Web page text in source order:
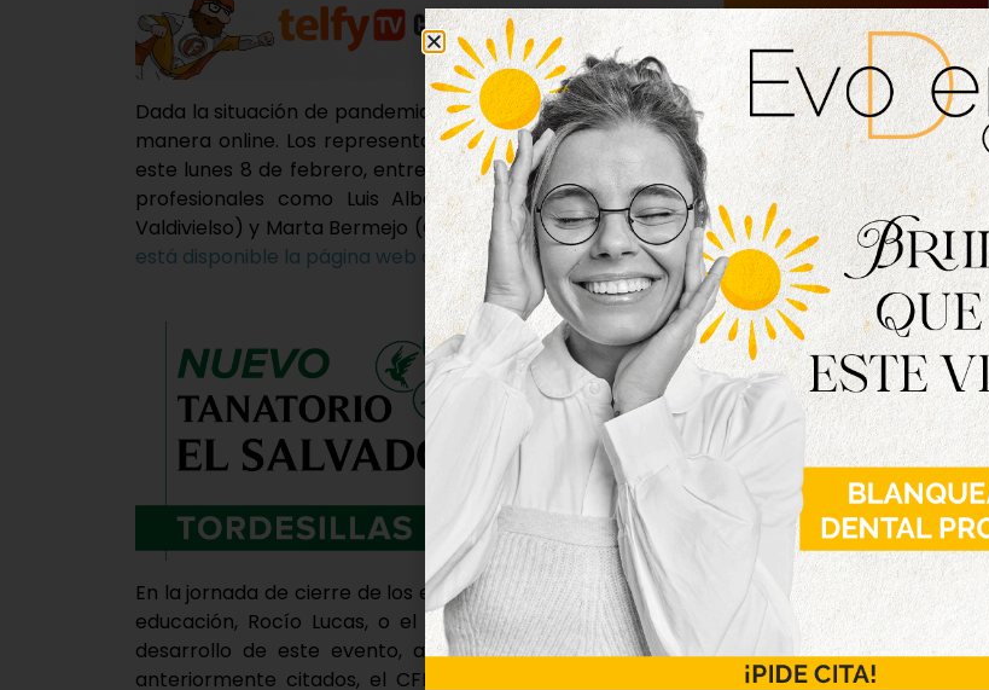
Dada la situación de pandemia, en esta ocasión el encuentro se realizará únicamente de
manera online. Los representantes del IES Juana I de Castilla participarán en concreto
este lunes 8 de febrero, entre las 10:00 y las 11:00 horas, acompañados en las ondas por
profesionales como Luis Alberto Vaquero (Mediaset-Cuatro), Jokin Gormilla (Radio
Valdivielso) y Marta Bermejo (Cope). Para acceder a los contenidos de estos encuentros
está disponible la página web del mismo, con los correspondientes enlaces.
En la jornada de cierre de los encuentros participarán autoridades como la consejera de
educación, Rocío Lucas, o el delegado territorial de la Junta, Augusto Cobos. Para el
desarrollo de este evento, además, se ha contado con los profesionales del medio
anteriormente citados, el CFIE de Valladolid, la Dirección Provincial de Valladolid y la